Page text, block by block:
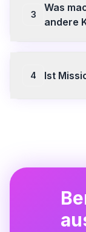
den Stil
Sie auf
3
Was
andere
Iteration
4 Ist